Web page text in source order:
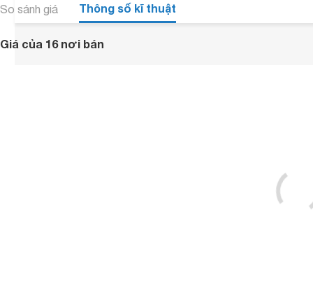
So sánh giá Thông số kĩ thuật
Giá của 16 nơi bán